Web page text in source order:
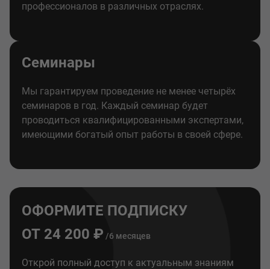
профессионалов в различных отраслях.
Семинары
Мы гарантируем проведение не менее четырёх
семинаров в год. Каждый семинар будет
проводиться квалифицированными экспертами,
имеющими богатый опыт работы в своей сфере.
ОФОРМИТЕ ПОДПИСКУ
ОТ 24 200 ₽ /6 месяцев
Открой полный доступ к актуальным знаниям